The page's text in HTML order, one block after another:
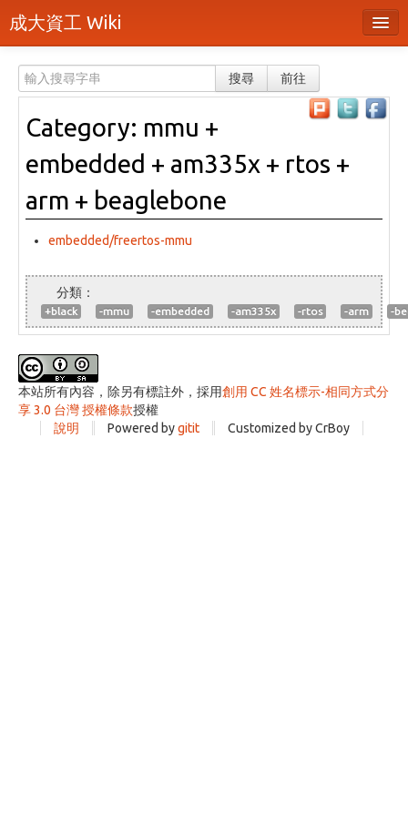
成大資工 Wiki
分類
隨機頁面
最近活動
上傳檔案
登入 / 註冊帳號
搜尋 前往
Category: mmu +
embedded + am335x + rtos +
arm + beaglebone
embedded/freertos-mmu
+black -mmu -embedded -am335x -rtos -arm -
本站所有內容，除另有標註外，採用創用 CC 姓名標示-相同方式分
享 3.0 台灣 授權條款授權
說明
Powered bygitit Customized by CrBoy